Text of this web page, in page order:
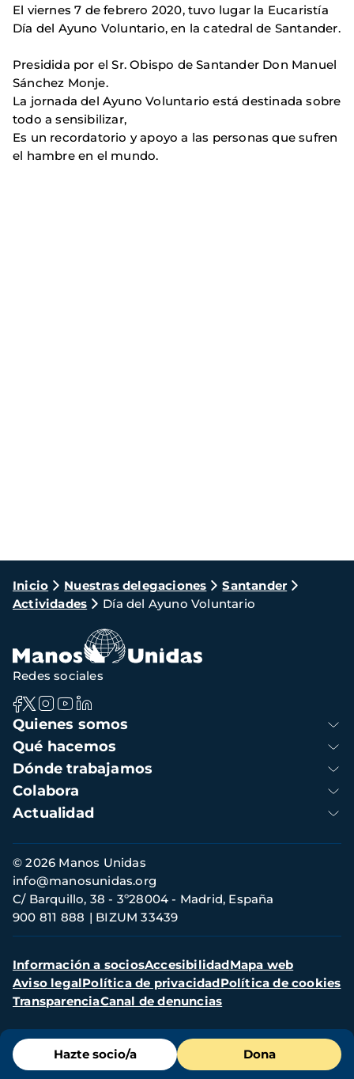
El viernes 7 de febrero 2020, tuvo lugar la Eucaristía
Día del Ayuno Voluntario, en la catedral de Santander.
Presidida por el Sr. Obispo de Santander Don Manuel
Sánchez Monje.
La jornada del Ayuno Voluntario está destinada sobre
todo a sensibilizar,
Es un recordatorio y apoyo a las personas que sufren
el hambre en el mundo.
Ruta
de
navegación
Inicio Nuestras delegaciones
Santander
Actividades
Día del Ayuno Voluntario
Menú
de
Hazte socio/a Dona
Navegación
principal
Quienes somos
Qué hacemos
Dónde trabajamos
Colabora
Actualidad
Redes sociales
Información
de
contacto
© 2026 Manos Unidas
C/ Barquillo, 38 - 3º28004 - Madrid, España
900 811 888
BIZUM 33439
info@manosunidas.org
Menú
secundario
Información a sociosAccesibilidadMapa web
Aviso legalPolítica de privacidadPolítica de cookies
TransparenciaCanal de denuncias